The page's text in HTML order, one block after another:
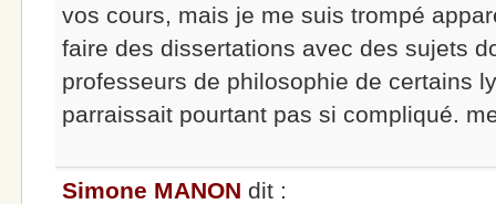
vos cours, mais je me suis trompé
faire des dissertations avec des sujets
professeurs de philosophie de certains
parraissait pourtant pas si compliqué.
Simone MANON dit :